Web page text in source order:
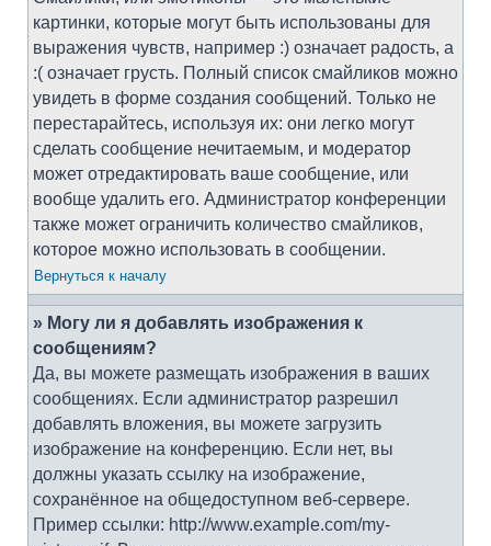
картинки, которые могут быть использованы для
выражения чувств, например :) означает радость, а
:( означает грусть. Полный список смайликов можно
увидеть в форме создания сообщений. Только не
перестарайтесь, используя их: они легко могут
сделать сообщение нечитаемым, и модератор
может отредактировать ваше сообщение, или
вообще удалить его. Администратор конференции
также может ограничить количество смайликов,
которое можно использовать в сообщении.
Вернуться к началу
» Могу ли я добавлять изображения к
сообщениям?
Да, вы можете размещать изображения в ваших
сообщениях. Если администратор разрешил
добавлять вложения, вы можете загрузить
изображение на конференцию. Если нет, вы
должны указать ссылку на изображение,
сохранённое на общедоступном веб-сервере.
Пример ссылки: http://www.example.com/my-